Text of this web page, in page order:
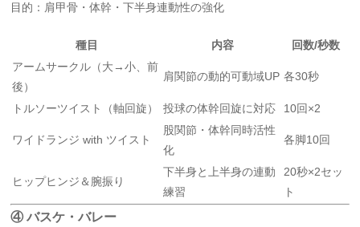
目的：肩甲骨・体幹・下半身連動性の強化
種目 内容
回数/秒数
アームサークル（大→小、前
後）
肩関節の動的可動域UP 各30秒
トルソーツイスト（軸回旋） 投球の体幹回旋に対応 10回×2
ワイドランジ with ツイスト
股関節・体幹同時活性
化
各脚10回
ヒップヒンジ＆腕振り
下半身と上半身の連動
練習
20秒×2セッ
ト
④ バスケ・バレー